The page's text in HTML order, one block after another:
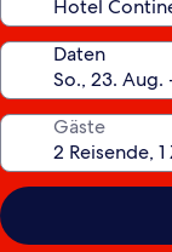
Daten
Gäste